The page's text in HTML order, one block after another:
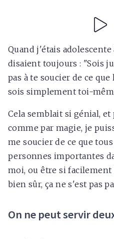
Quand j'étais adolescente
disaient toujours : "Sois
pas à te soucier de ce
sois simplement toi-
Cela semblait si génial,
comme par magie, je
me soucier de ce que
personnes importantes
moi, ou être si
bien sûr, ça ne s'est pas
On ne peut servir